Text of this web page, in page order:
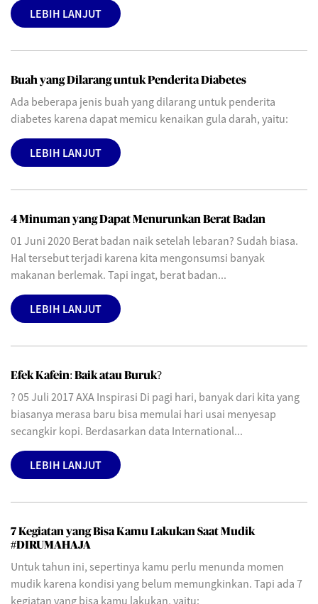
LEBIH LANJUT
Buah yang Dilarang untuk Penderita Diabetes
Ada beberapa jenis buah yang dilarang untuk penderita
diabetes karena dapat memicu kenaikan gula darah, yaitu:
LEBIH LANJUT
4 Minuman yang Dapat Menurunkan Berat Badan
01 Juni 2020 Berat badan naik setelah lebaran? Sudah biasa.
Hal tersebut terjadi karena kita mengonsumsi banyak
makanan berlemak. Tapi ingat, berat badan...
LEBIH LANJUT
Efek Kafein: Baik atau Buruk?
? 05 Juli 2017 AXA Inspirasi Di pagi hari, banyak dari kita yang
biasanya merasa baru bisa memulai hari usai menyesap
secangkir kopi. Berdasarkan data International...
LEBIH LANJUT
7 Kegiatan yang Bisa Kamu Lakukan Saat Mudik
#DIRUMAHAJA
Untuk tahun ini, sepertinya kamu perlu menunda momen
mudik karena kondisi yang belum memungkinkan. Tapi ada 7
kegiatan yang bisa kamu lakukan, yaitu: